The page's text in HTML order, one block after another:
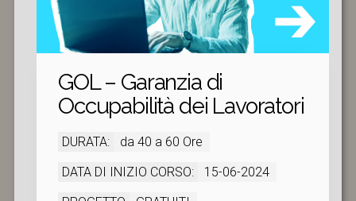
GOL – Garanzia di
Occupabilità dei Lavoratori
DURATA:
da 40 a 60 Ore
DATA DI INIZIO CORSO:
15-06-2024